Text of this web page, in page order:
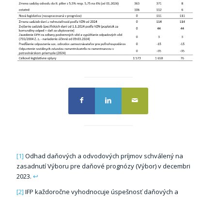
[1] Odhad daňových a odvodových príjmov schválený na
zasadnutí Výboru pre daňové prognózy (Výbor) v decembri
2023. ↩
[2] IFP každoročne vyhodnocuje úspešnosť daňových a